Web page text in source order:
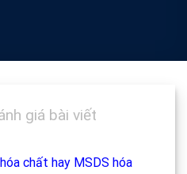
giá bài viết
chất hay MSDS hóa